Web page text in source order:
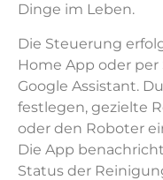
Dinge im Leben.
Die Steuerung
Home App oder
Google Assistant.
festlegen, gezielte
oder den Roboter
Die App
Status der